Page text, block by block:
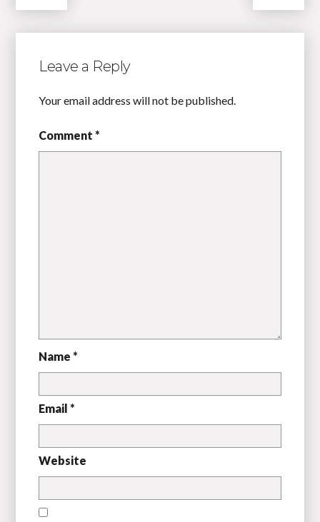
Leave a Reply
Your email address will not be published.
Comment *
Name *
Email *
Website